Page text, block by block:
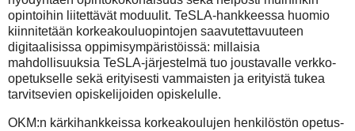
opintoihin liitettävät moduulit. TeSLA-hankkeessa huomio
kiinnitetään korkeakouluopintojen saavutettavuuteen
digitaalisissa oppimisympäristöissä: millaisia
mahdollisuuksia TeSLA-järjestelmä tuo joustavalle verkko-
opetukselle sekä erityisesti vammaisten ja erityistä tukea
tarvitsevien opiskelijoiden opiskelulle.
OKM:n kärkihankkeissa korkeakoulujen henkilöstön opetus-